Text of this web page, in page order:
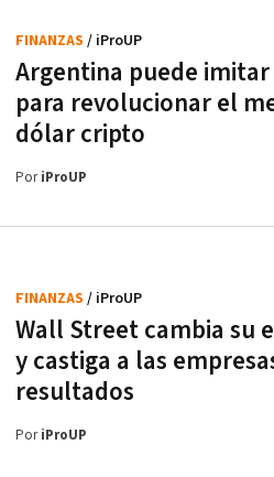
Argentina puede imitar
para revolucionar el
dólar cripto
FINANZAS / iProUP
PoriProUP
Wall Street cambia su
y castiga a las
resultados
FINANZAS / iProUP
PoriProUP